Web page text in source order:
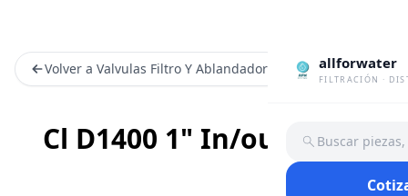
allforwater
FILTRACIÓN ·
Buscar
Volver a Valvulas Filtro Y Ablandador
Cl D1400 1" In/out Head